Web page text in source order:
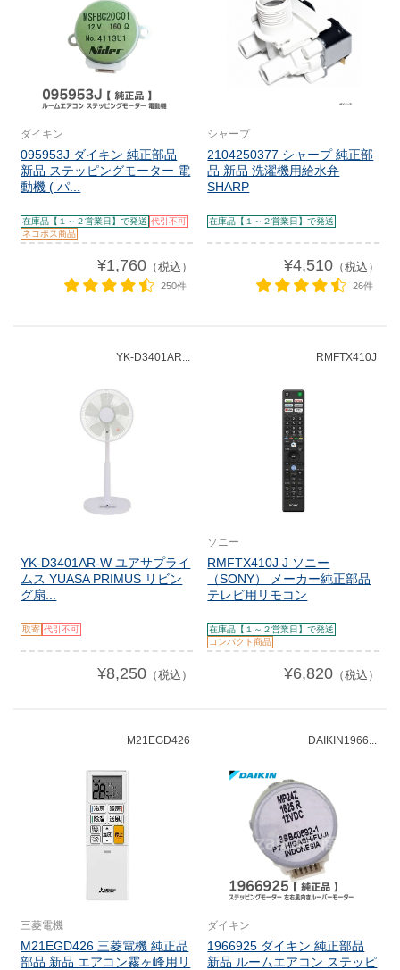
ダイキン
095953J ダイキン 純正部品
新品 ステッピングモーター 電
動機 ( パ...
在庫品【１～２営業日】で発送 代引不可
ネコポス商品
¥1,760（税込）
250件
シャープ
2104250377 シャープ 純正部
品 新品 洗濯機用給水弁
SHARP
在庫品【１～２営業日】で発送
¥4,510（税込）
26件
YK-D3401AR...
YK-D3401AR-W ユアサプライ
ムス YUASA PRIMUS リビン
グ扇...
取寄 代引不可
¥8,250（税込）
RMFTX410J
ソニー
RMFTX410J J ソニー
（SONY） メーカー純正部品
テレビ用リモコン
在庫品【１～２営業日】で発送
コンパクト商品
¥6,820（税込）
M21EGD426
三菱電機
M21EGD426 三菱電機 純正品
部品 新品 エアコン霧ヶ峰用リ
DAIKIN1966...
ダイキン
1966925 ダイキン 純正部品
新品 ルームエアコン ステッピ